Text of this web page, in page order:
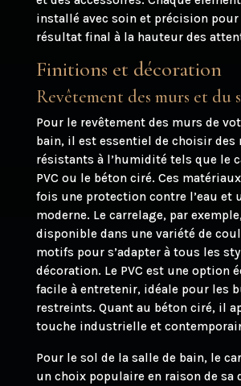
installé avec soin et précision
résultat final à la hauteur des
Finitions et décoration
Revêtement des murs et du
Pour le revêtement des murs de
bain, il est essentiel de choisir des
résistants à l’humidité tels que le
PVC ou le béton ciré. Ces
fois une protection contre l’eau et
moderne. Le carrelage, par
disponible dans une variété de
motifs pour s’adapter à tous les
décoration. Le PVC est une option
facile à entretenir, idéale pour les
restreints. Quant au béton ciré, il
touche industrielle et
Pour le sol de la salle de bain, le
un choix populaire en raison de sa